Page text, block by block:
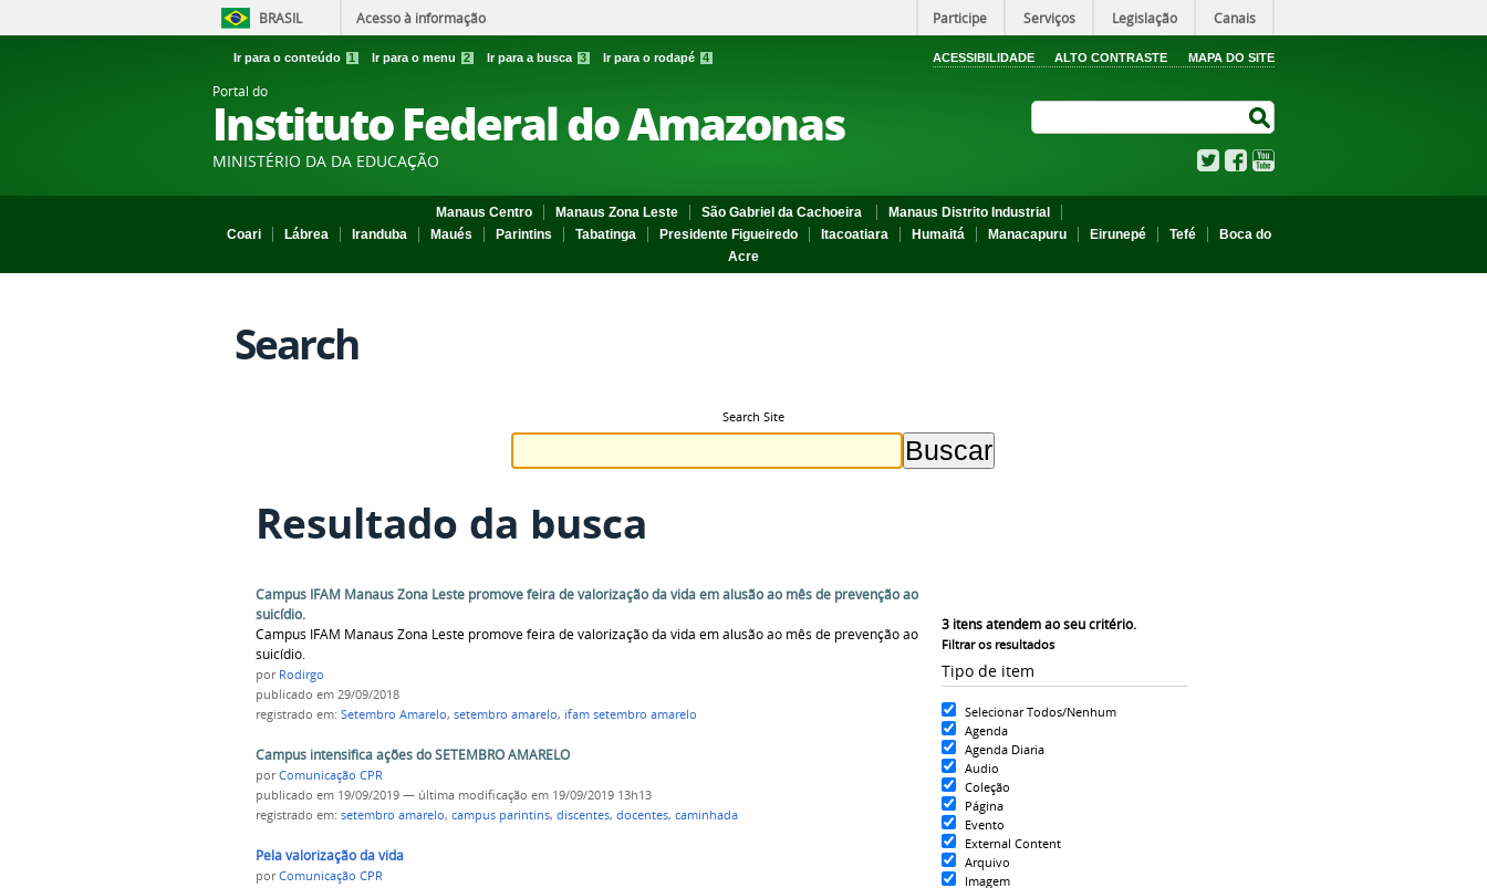
BRASIL Acesso à informação Participe Serviços Legislação Canais
Ir para o conteúdo 1 Ir para o menu 2 Ir para a busca 3 Ir para o rodapé 4 ACESSIBILIDADE ALTO CONTRASTE MAPA DO SITE
Portal do
Instituto Federal do Amazonas
MINISTÉRIO DA DA EDUCAÇÃO TwitterFacebook
Manaus Centro Manaus Zona Leste São Gabriel da Cachoeira
Manaus Distrito Industrial
Coari
Lábrea Iranduba Maués Parintins Tabatinga Presidente Figueiredo Itacoatiara Humaitá Manacapuru Eirunepé Tefé
Boca do
Acre
Search
Search Site
Resultado da busca
3itens atendem ao seu critério.
Filtrar os resultados
Tipo de item
Selecionar Todos/Nenhum
Agenda
Agenda Diaria
Audio
Coleção
Página
Evento
External Content
Arquivo
Imagem
Campus IFAM Manaus Zona Leste promove feira de valorização da vida em alusão ao mês de prevenção ao
suicídio.
Campus IFAM Manaus Zona Leste promove feira de valorização da vida em alusão ao mês de prevenção ao
suicídio.
por Rodirgo
publicado em 29/09/2018
registrado em: Setembro Amarelo, setembro amarelo, ifam setembro amarelo
Campus intensifica ações do SETEMBRO AMARELO
porComunicação CPR
publicado em 19/09/2019 — última modificação em 19/09/2019 13h13
registrado em: setembro amarelo, campus parintins, discentes, docentes, caminhada
Pela valorização da vida
porComunicação CPR